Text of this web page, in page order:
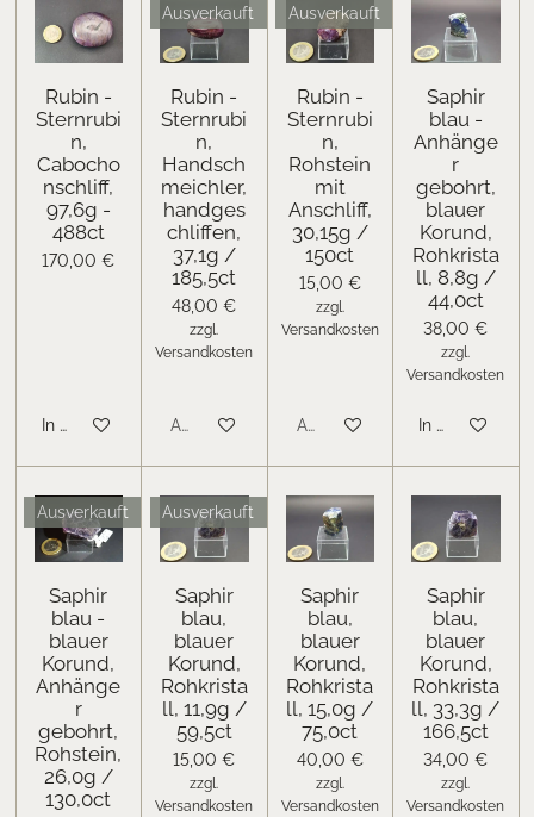
Rubin -
Sternrubi
n,
Cabocho
nschliff,
97,6g -
488ct
170,00 €
In den Warenkorb
Ausverkauft
Rubin -
Sternrubi
n,
Handsch
meichler,
handges
chliffen,
37,1g /
185,5ct
48,00 €
zzgl.
Versandkosten
Ausverkauft
Ausverkauft
Rubin -
Sternrubi
n,
Rohstein
mit
Anschliff,
30,15g /
150ct
15,00 €
zzgl.
Versandkosten
Ausverkauft
Saphir
blau -
Anhänge
r
gebohrt,
blauer
Korund,
Rohkrista
ll, 8,8g /
44,0ct
38,00 €
zzgl.
Versandkosten
In den
Ausverkauft
Saphir
blau -
blauer
Korund,
Anhänge
r
gebohrt,
Rohstein,
26,0g /
130,0ct
Ausverkauft
Saphir
blau,
blauer
Korund,
Rohkrista
ll, 11,9g /
59,5ct
15,00 €
zzgl.
Versandkosten
Saphir
blau,
blauer
Korund,
Rohkrista
ll, 15,0g /
75,0ct
40,00 €
zzgl.
Versandkosten
Saphir
blau,
blauer
Korund,
Rohkrista
ll, 33,3g /
166,5ct
34,00 €
zzgl.
Versandkosten